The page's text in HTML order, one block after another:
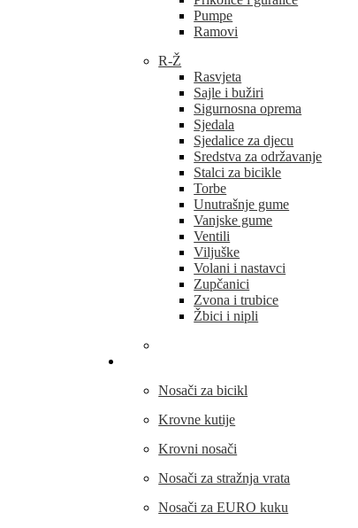
Pumpe
Ramovi
R-Ž
Rasvjeta
Sajle i bužiri
Sigurnosna oprema
Sjedala
Sjedalice za djecu
Sredstva za održavanje
Stalci za bicikle
Torbe
Unutrašnje gume
Vanjske gume
Ventili
Viljuške
Volani i nastavci
Zupčanici
Zvona i trubice
Žbici i nipli
Nosači za bicikl
Krovne kutije
Krovni nosači
Nosači za stražnja vrata
Nosači za EURO kuku